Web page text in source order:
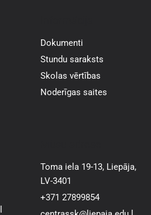
Dokumenti
Stundu saraksts
Skolas vērtības
Noderīgas saites
Toma iela 19-13, Liepāja,
LV-3401
+371 27899854